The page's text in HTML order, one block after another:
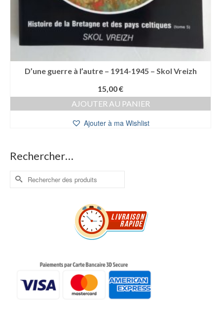
D’une guerre à l’autre – 1914-1945 – Skol Vreizh
15,00€
AJOUTER AU PANIER
Ajouter à ma Wishlist
Rechercher…
Rechercher :